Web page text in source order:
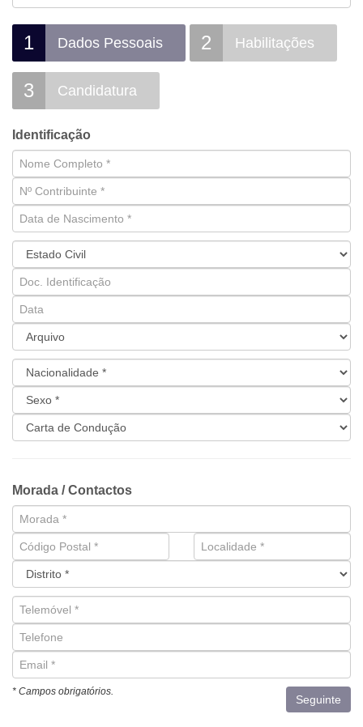
1 Dados Pessoais 2 Habilitações
3 Candidatura
Identificação
Morada / Contactos
* Campos obrigatórios.
Seguinte